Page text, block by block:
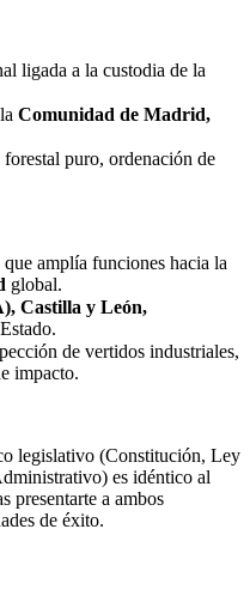
ligada a la custodia de la
Comunidad de Madrid,
puro, ordenación de
amplía funciones hacia la
global.
Castilla y León,
de vertidos industriales,
impacto.
legislativo (Constitución, Ley
es idéntico al
presentarte a ambos
de éxito.